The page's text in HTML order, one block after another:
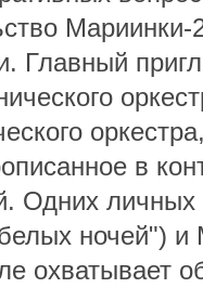
Главный
в
Одних
ночей") и
охватывает